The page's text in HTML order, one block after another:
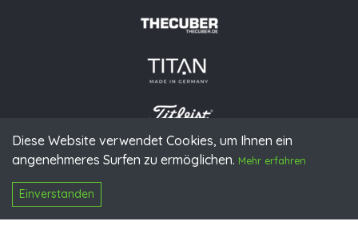
Diese Website verwendet Cookies, um Ihnen ein
angenehmeres Surfen zu ermöglichen. Mehr erfahren
Einverstanden
© 2026 PGAoG